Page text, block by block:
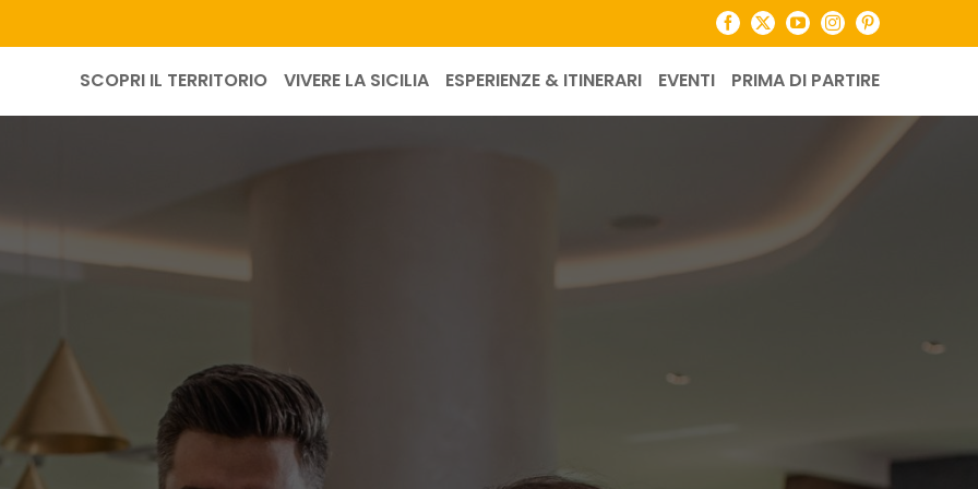
Facebook
X YouTubeInstagramPinterest
SCOPRI IL TERRITORIO VIVERE LA SICILIA ESPERIENZE & ITINERARI EVENTI PRIMA DI PARTIRE